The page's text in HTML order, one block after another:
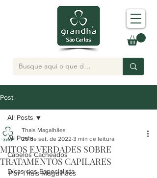
Post
All Posts
Cabelos Cacheados
Dicas dos Especialista
All Posts
MITOS E VERDADES SOBRE
TRATAMENTOS CAPILARES
Thais Magalhães
26 de set. de 2022 3 min de leitura
Por Thais Magalhães